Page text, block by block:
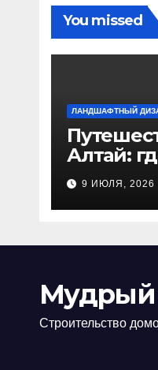
You missed
ЛАНДШАФТНЫЙ
Алтай:
природа
духом
9 ИЮЛЯ, 2026
Мудрый
Строительство